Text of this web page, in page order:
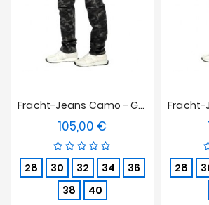
Fracht-Jeans Camo - Grau
105,00 €
28 30 32 34
36
38
40
28